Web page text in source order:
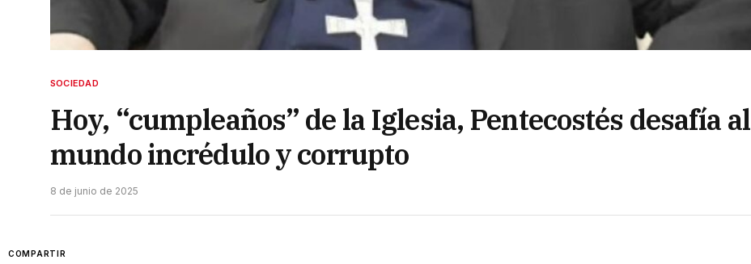
SOCIEDAD
Hoy, “cumpleaños” de la Iglesia, Pentecostés desafía al
mundo incrédulo y corrupto
8 de junio de 2025
COMPARTIR